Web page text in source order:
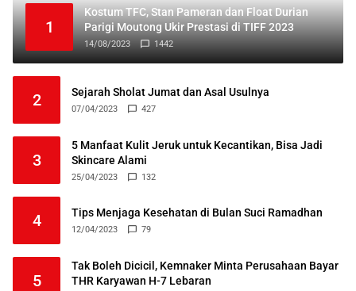
1
Kostum TFC, Stan Pameran dan Float Durian
Parigi Moutong Ukir Prestasi di TIFF 2023
14/08/2023 1442
2 Sejarah Sholat Jumat dan Asal Usulnya
07/04/2023 427
3
5 Manfaat Kulit Jeruk untuk Kecantikan, Bisa Jadi
Skincare Alami
25/04/2023 132
4 Tips Menjaga Kesehatan di Bulan Suci Ramadhan
12/04/2023 79
5
Tak Boleh Dicicil, Kemnaker Minta Perusahaan Bayar
THR Karyawan H-7 Lebaran